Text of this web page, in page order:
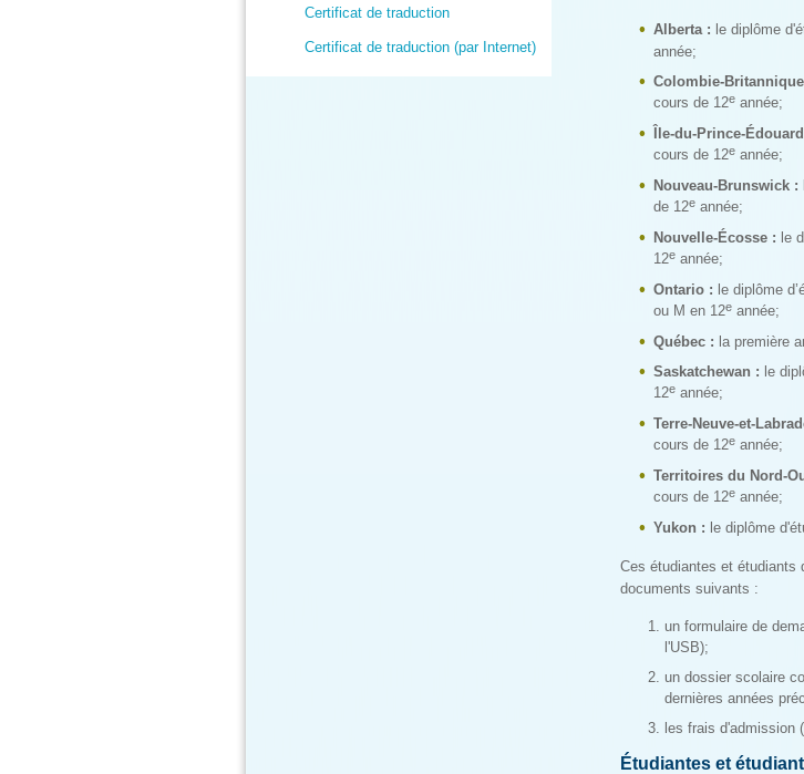
Certificat de traduction
Certificat de traduction (par Internet)
Alberta : le diplôme
année;
Colombie-
cours de 12e année;
Île-du-Prince-
cours de 12e année;
Nouveau-Brunswick :
de 12e année;
Nouvelle-Écosse : le
12e année;
Ontario : le diplôme
ou M en 12e année;
Québec : la première
Saskatchewan : le
12e année;
Terre-Neuve-et-
cours de 12e année;
Territoires du Nord-
cours de 12e année;
Yukon : le diplôme
Ces étudiantes et étudiants
documents suivants :
un formulaire de
l'USB);
un dossier scolaire
dernières années
les frais d'admission
Étudiantes et